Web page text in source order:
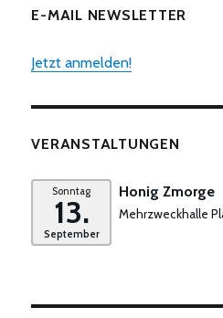
E-MAIL NEWSLETTER
Jetzt anmelden!
VERANSTALTUNGEN
Sonntag
13.
September
Honig Zmorge
Mehrzweckhalle